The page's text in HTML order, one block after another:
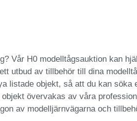
Vår H0 modelltågsauktion kan
utbud av tillbehör till dina
listade objekt, så att du kan söka
övervakas av våra
av modelljärnvägarna och